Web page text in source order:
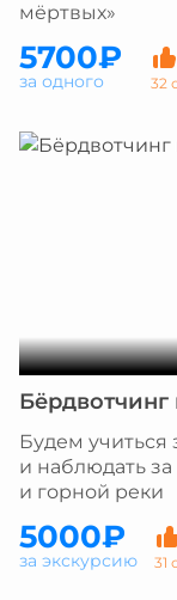
мёртвых»
5700₽
32
за одного
Бёрдвотчинг
Будем учиться
и наблюдать
и горной реки
5000₽
31
за экскурсию